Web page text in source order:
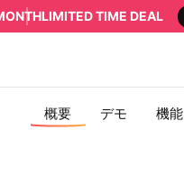
LIMITED TIME DEAL
概要 デモ 機能